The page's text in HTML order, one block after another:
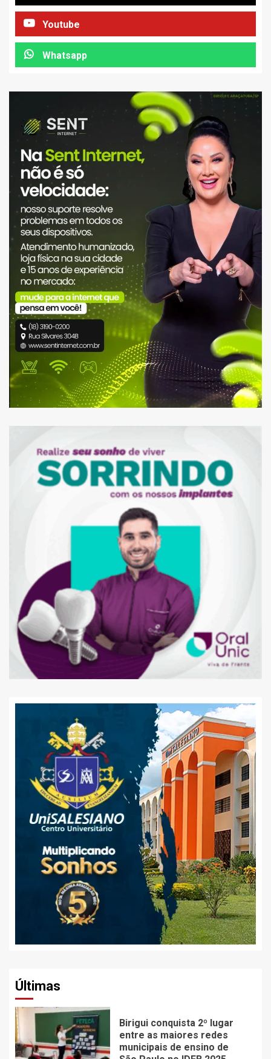
Youtube
Whatsapp
Últimas
Birigui conquista 2º lugar
entre as maiores redes
municipais de ensino de